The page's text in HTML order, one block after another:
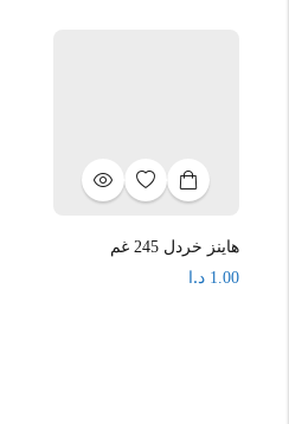
هاينز خردل 245 غم
1.00 د.ا